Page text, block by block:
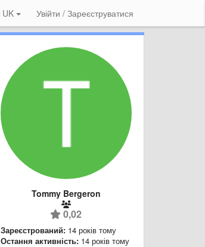
UK Увійти / Зареєструватися
Tommy Bergeron
0,02
Зареєстрований: 14 років тому
Остання активність: 14 років тому